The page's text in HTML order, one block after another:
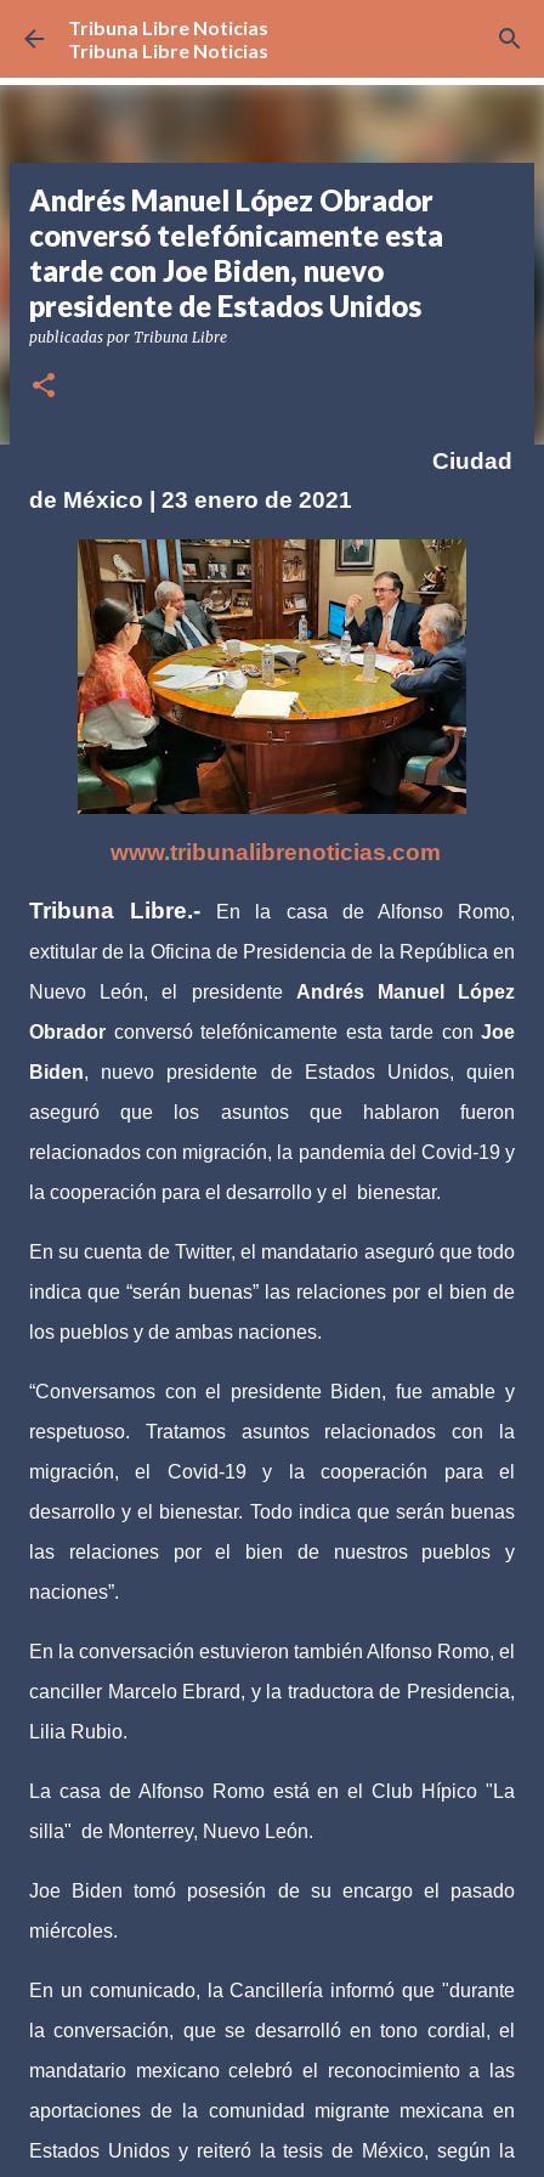
Ir al contenido principal
Tribuna Libre Noticias
Tribuna Libre Noticias
Andrés Manuel López Obrador
conversó telefónicamente esta
tarde con Joe Biden, nuevo
presidente de Estados Unidos
publicadas por Tribuna Libre
Ciudad
de México | 23 enero de 2021
www.tribunalibrenoticias.com
Tribuna Libre.-
En la casa de Alfonso Romo,
extitular de la Oficina de Presidencia de la República en
Nuevo León, el presidente Andrés Manuel López
Obrador conversó telefónicamente esta tarde con Joe
Biden, nuevo presidente de Estados Unidos, quien
aseguró que los asuntos que hablaron fueron
relacionados con migración, la pandemia del Covid-19 y
la cooperación para el desarrollo y el bienestar.
En su cuenta de Twitter, el mandatario aseguró que todo
indica que “serán buenas” las relaciones por el bien de
los pueblos y de ambas naciones.
“Conversamos con el presidente Biden, fue amable y
respetuoso. Tratamos asuntos relacionados con la
migración, el Covid-19 y la cooperación para el
desarrollo y el bienestar. Todo indica que serán buenas
las relaciones por el bien de nuestros pueblos y
naciones”.
En la conversación estuvieron también Alfonso Romo, el
canciller Marcelo Ebrard, y la traductora de Presidencia,
Lilia Rubio.
La casa de Alfonso Romo está en el Club Hípico "La
silla" de Monterrey, Nuevo León.
Joe Biden tomó posesión de su encargo el pasado
miércoles.
En un comunicado, la Cancillería informó que "durante
la conversación, que se desarrolló en tono cordial, el
mandatario mexicano celebró el reconocimiento a las
aportaciones de la comunidad migrante mexicana en
Estados Unidos y reiteró la tesis de México, según la